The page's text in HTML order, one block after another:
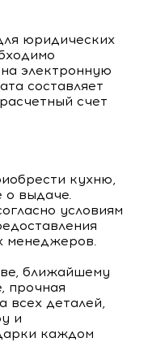
юридических
электронную
составляет
счет
кухню,
о выдаче.
условиям
менеджеров.
ближайшему
прочная
всех деталей,
и
каждом